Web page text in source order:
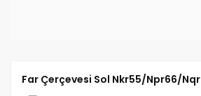
Far Çerçevesi Sol Nkr55/Npr66/Nqr